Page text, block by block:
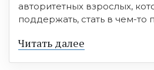
авторитетных взрослых,
поддержать, стать в чем-то
Читать далее